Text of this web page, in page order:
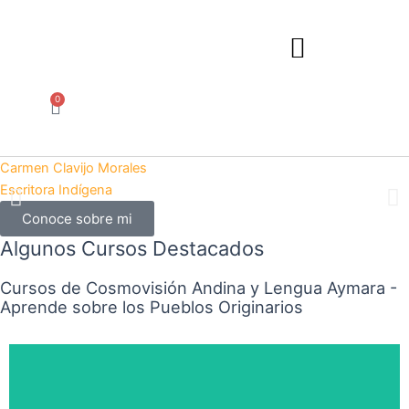
0Carrito
Carmen Clavijo Morales
Escritora Indígena
Conoce sobre mi
Algunos Cursos Destacados
Cursos de Cosmovisión Andina y Lengua Aymara -
Aprende sobre los Pueblos Originarios